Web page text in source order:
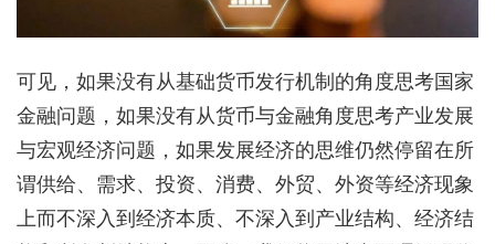
可见，如果没有从基础货币发行机制的角度思考国家
金融问题，如果没有从货币与金融角度思考产业发展
与宏观经济问题，如果发展经济的思维仍然停留在所
谓供给、需求、投资、消费、外贸、外资等经济现象
上而不深入到经济本质、不深入到产业结构、经济结